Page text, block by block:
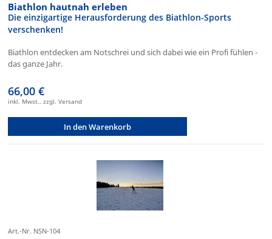
Biathlon hautnah erleben
Die einzigartige Herausforderung des Biathlon-Sports
verschenken!
Biathlon entdecken am Notschrei und sich dabei wie ein Profi fühlen -
das ganze Jahr.
66,00 €
inkl. Mwst., zzgl. Versand
In den Warenkorb
Art.-Nr. NSN-104